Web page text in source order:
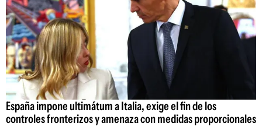
España impone ultimátum a Italia, exige el fin de los
controles fronterizos y amenaza con medidas proporcionales